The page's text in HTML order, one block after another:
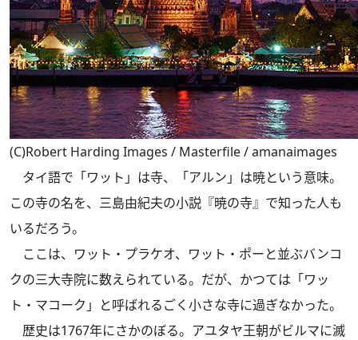
(C)Robert Harding Images / Masterfile / amanaimages
タイ語で「ワット」は寺、「アルン」は暁という意味。
この寺の名を、三島由紀夫の小説『暁の寺』で知った人も
いるだろう。
ここは、ワット・プラケオ、ワット・ポーと並ぶバンコ
クの三大寺院に数えられている。だが、かつては「ワッ
ト・マコーク」と呼ばれるごく小さな寺に過ぎなかった。
歴史は1767年にさかのぼる。アユタヤ王朝がビルマに滅